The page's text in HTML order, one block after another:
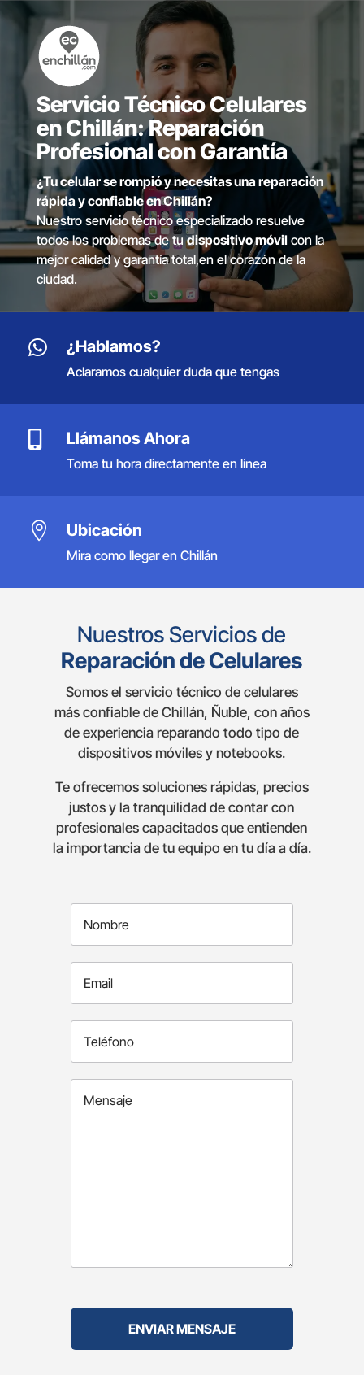
Servicio Técnico Celulares
en Chillán: Reparación
Profesional con Garantía
¿Tu celular se rompió y necesitas una reparación
rápida y confiable en Chillán?
Nuestro servicio técnico especializado resuelve
todos los problemas de tudispositivo móvilcon la
mejor calidad y garantía total,en el corazón de la
ciudad.
 ¿Hablamos?
Aclaramos cualquier duda que tengas
 Llámanos Ahora
Toma tu hora directamente en línea
 Ubicación
Mira como llegar en Chillán
Nuestros Servicios de
Reparación de Celulares
Somos el servicio técnico de celulares
más confiable de Chillán, Ñuble, con años
de experiencia reparando todo tipo de
dispositivos móviles y notebooks.
Te ofrecemos soluciones rápidas, precios
justos y la tranquilidad de contar con
profesionales capacitados que entienden
la importancia de tu equipo en tu día a día.